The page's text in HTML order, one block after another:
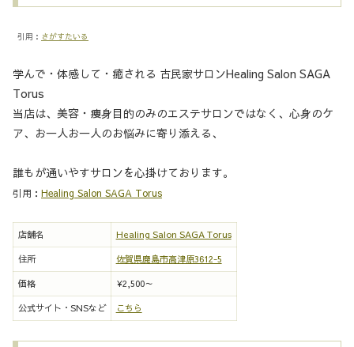
引用： さがすたいる
学んで・体感して・癒される 古民家サロンHealing Salon SAGA
Torus
当店は、美容・痩身目的のみのエステサロンではなく、​心身のケ
ア、お一人お一人のお悩みに寄り添える、
誰もが通いやすサロンを心掛けております。
引用： Healing Salon SAGA Torus
店舗名 Healing Salon SAGA Torus
住所 佐賀県鹿島市高津原3612-5
価格 ¥2,500～
公式サイト・SNSなど こちら